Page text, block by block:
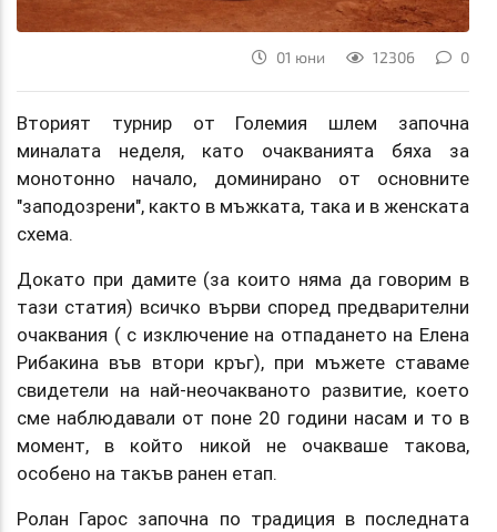
01 юни 12306 0
Вторият турнир от Големия шлем започна
миналата неделя, като очакванията бяха за
монотонно начало, доминирано от основните
"заподозрени", както в мъжката, така и в женската
схема.
Докато при дамите (за които няма да говорим в
тази статия) всичко върви според предварителни
очаквания ( с изключение на отпадането на Елена
Рибакина във втори кръг), при мъжете ставаме
свидетели на най-неочакваното развитие, което
сме наблюдавали от поне 20 години насам и то в
момент, в който никой не очакваше такова,
особено на такъв ранен етап.
Ролан Гарос започна по традиция в последната